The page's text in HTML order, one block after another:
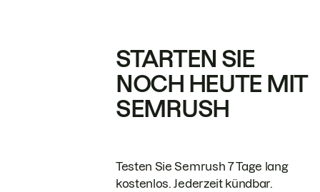
STARTEN SIE
NOCH HEUTE MIT
SEMRUSH
Testen Sie Semrush 7 Tage lang
kostenlos. Jederzeit kündbar.